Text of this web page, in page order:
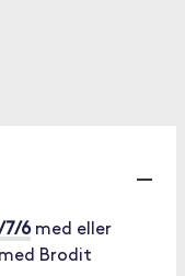
7/6med eller
Brodit